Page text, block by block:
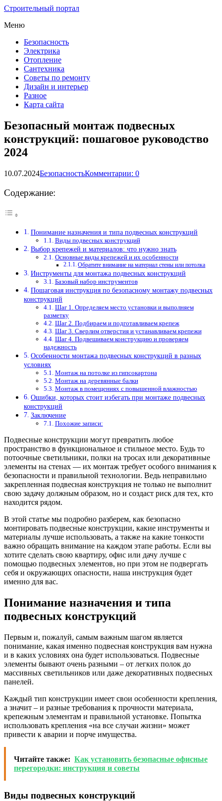
Строительный портал
Меню
Безопасность
Электрика
Отопление
Сантехника
Советы по ремонту
Дизайн и интерьер
Разное
Карта сайта
Безопасный монтаж подвесных
конструкций: пошаговое руководство
2024
10.07.2024БезопасностьКомментарии: 0
Содержание:
Понимание назначения и типа подвесных конструкций
Виды подвесных конструкций
Выбор крепежей и материалов: что нужно знать
Основные виды крепежей и их особенности
Обратите внимание на материал стены или потолка
Инструменты для монтажа подвесных конструкций
Базовый набор инструментов
Пошаговая инструкция по безопасному монтажу подвесных
конструкций
Шаг 1. Определяем место установки и выполняем
разметку
Шаг 2. Подбираем и подготавливаем крепеж
Шаг 3. Сверлим отверстия и устанавливаем крепежи
Шаг 4. Подвешиваем конструкцию и проверяем
надежность
Особенности монтажа подвесных конструкций в разных
условиях
Монтаж на потолке из гипсокартона
Монтаж на деревянные балки
Монтаж в помещениях с повышенной влажностью
Ошибки, которых стоит избегать при монтаже подвесных
конструкций
Заключение
Похожие записи:
Подвесные конструкции могут превратить любое
пространство в функциональное и стильное место. Будь то
потоочные светильники, полки на тросах или декоративные
элементы на стенах — их монтаж требует особого внимания к
безопасности и правильной технологии. Ведь неправильно
закрепленная подвесная конструкция не только не выполнит
свою задачу должным образом, но и создаст риск для тех, кто
находится рядом.
В этой статье мы подробно разберем, как безопасно
монтировать подвесные конструкции, какие инструменты и
материалы лучше использовать, а также на какие тонкости
важно обращать внимание на каждом этапе работы. Если вы
хотите сделать свою квартиру, офис или дачу лучше с
помощью подвесных элементов, но при этом не подвергать
себя и окружающих опасности, наша инструкция будет
именно для вас.
Понимание назначения и типа
подвесных конструкций
Первым и, пожалуй, самым важным шагом является
понимание, какая именно подвесная конструкция вам нужна
и в каких условиях она будет использоваться. Подвесные
элементы бывают очень разными – от легких полок до
массивных светильников или даже декоративных подвесных
панелей.
Каждый тип конструкции имеет свои особенности крепления,
а значит – и разные требования к прочности материала,
крепежным элементам и правильной установке. Попытка
использовать крепления «на все случаи жизни» может
привести к аварии и порче имущества.
Читайте также: Как установить безопасные офисные
перегородки: инструкция и советы
Виды подвесных конструкций